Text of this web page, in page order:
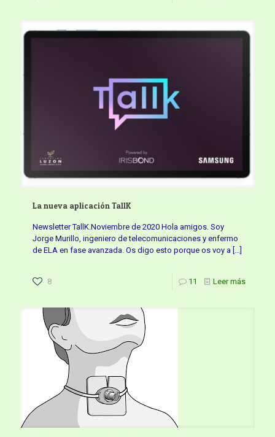
La nueva aplicación TallK
Newsletter TallK.Noviembre de 2020 Hola amigos. Soy
Jorge Murillo, ingeniero de telecomunicaciones y enfermo
de ELA en fase avanzada. Os digo esto porque os voy a […]
8 11 Leer más